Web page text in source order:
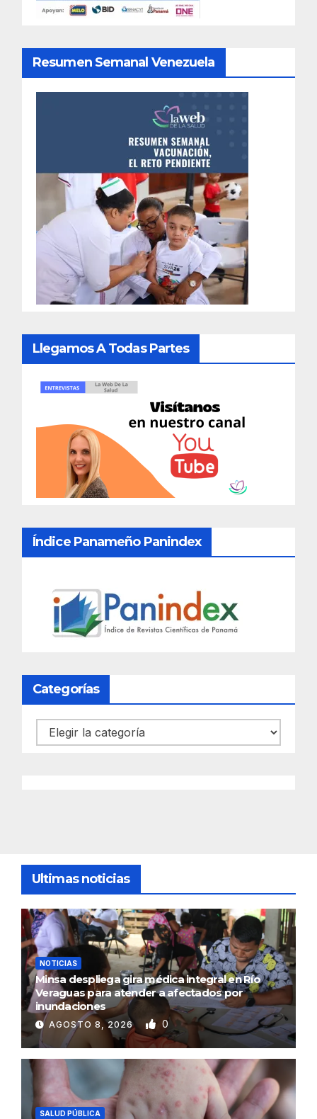
Resumen Semanal Venezuela
Llegamos A Todas Partes
Índice Panameño Panindex
Categorías
Categorías
Ultimas noticias
NOTICIAS
Minsa despliega gira médica integral en Río
Veraguas para atender a afectados por
inundaciones
AGOSTO 8, 2026 0
SALUD PÚBLICA